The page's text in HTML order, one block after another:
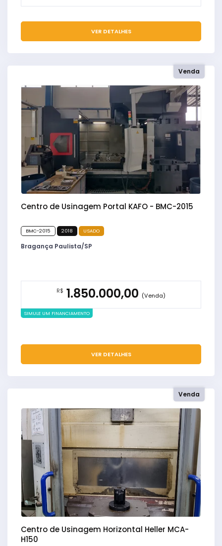
VER DETALHES
Venda
Centro de Usinagem Portal KAFO - BMC-2015
BMC-2015 2018 USADO
Bragança Paulista/SP
R$ 1.850.000,00 (Venda)
SIMULE UM FINANCIAMENTO
VER DETALHES
Venda
Centro de Usinagem Horizontal Heller MCA-
H150